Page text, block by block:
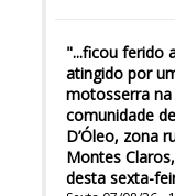
"...ficou ferido
atingido por
motosserra na
comunidade
D’Óleo, zona
Montes
desta sexta-